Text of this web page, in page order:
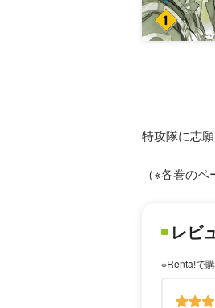
特攻隊に志
（※各巻の
レビ
※Renta!で